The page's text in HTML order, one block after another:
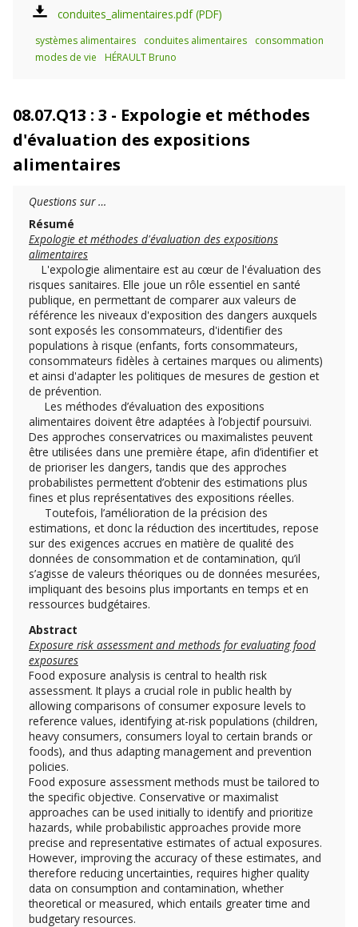
conduites_alimentaires.pdf
systèmes alimentaires conduites alimentaires
consommation
modes de vie
HÉRAULT Bruno
08.07.Q13 : 3 - Expologie et méthodes
d'évaluation des expositions
alimentaires
Questions sur …
Résumé
Expologie et méthodes d'évaluation des expositions
alimentaires
L'expologie alimentaire est au cœur de l'évaluation des
risques sanitaires. Elle joue un rôle essentiel en santé
publique, en permettant de comparer aux valeurs de
référence les niveaux d'exposition des dangers auxquels
sont exposés les consommateurs, d'identifier des
populations à risque (enfants, forts consommateurs,
consommateurs fidèles à certaines marques ou aliments)
et ainsi d'adapter les politiques de mesures de gestion et
de prévention.
Les méthodes d’évaluation des expositions
alimentaires doivent être adaptées à l’objectif poursuivi.
Des approches conservatrices ou maximalistes peuvent
être utilisées dans une première étape, afin d’identifier et
de prioriser les dangers, tandis que des approches
probabilistes permettent d’obtenir des estimations plus
fines et plus représentatives des expositions réelles.
Toutefois, l’amélioration de la précision des
estimations, et donc la réduction des incertitudes, repose
sur des exigences accrues en matière de qualité des
données de consommation et de contamination, qu’il
s’agisse de valeurs théoriques ou de données mesurées,
impliquant des besoins plus importants en temps et en
ressources budgétaires.
Abstract
Exposure risk assessment and methods for evaluating food
exposures
Food exposure analysis is central to health risk
assessment. It plays a crucial role in public health by
allowing comparisons of consumer exposure levels to
reference values, identifying at-risk populations (children,
heavy consumers, consumers loyal to certain brands or
foods), and thus adapting management and prevention
policies.
Food exposure assessment methods must be tailored to
the specific objective. Conservative or maximalist
approaches can be used initially to identify and prioritize
hazards, while probabilistic approaches provide more
precise and representative estimates of actual exposures.
However, improving the accuracy of these estimates, and
therefore reducing uncertainties, requires higher quality
data on consumption and contamination, whether
theoretical or measured, which entails greater time and
budgetary resources.